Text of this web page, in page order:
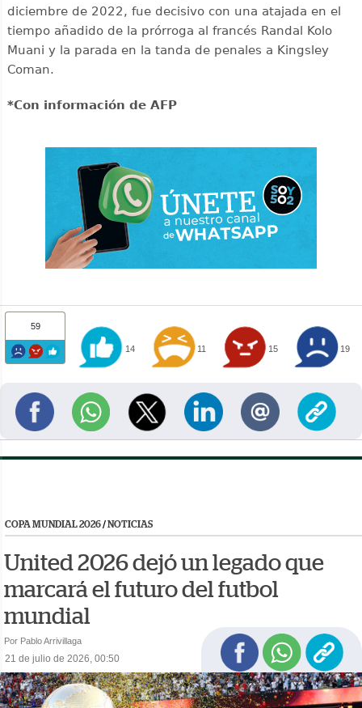
diciembre de 2022, fue decisivo con una atajada en el
tiempo añadido de la prórroga al francés Randal Kolo
Muani y la parada en la tanda de penales a Kingsley
Coman.
*Con información de AFP
59
14 11 15 19
COPA MUNDIAL 2026/NOTICIAS
United 2026 dejó un legado que
marcará el futuro del futbol
mundial
Por Pablo Arrivillaga
21 de julio de 2026, 00:50